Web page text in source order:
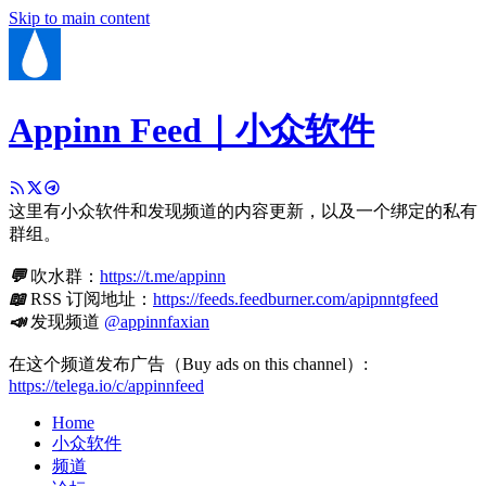
Skip to main content
Appinn Feed｜小众软件
这里有小众软件和发现频道的内容更新，以及一个绑定的私有
群组。
💬吹水群： https://t.me/appinn
📖RSS 订阅地址： https://feeds.feedburner.com/apipnntgfeed
📣发现频道 @appinnfaxian
在这个频道发布广告（Buy ads on this channel）:
https://telega.io/c/appinnfeed
Home
小众软件
频道